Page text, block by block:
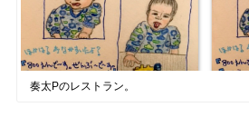
奏太Pのレストラン。